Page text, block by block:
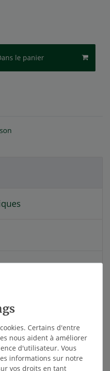
le panier
de système de
des pneus nouvelles
de capteur NST,
Certains d'entre
nous aident à améliorer
d'utilisateur. Vous
informations sur notre
vos droits en tant